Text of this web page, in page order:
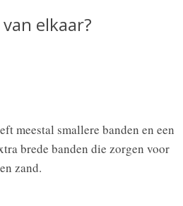
elkaar?
meestal smallere banden en een
brede banden die zorgen voor
zand.